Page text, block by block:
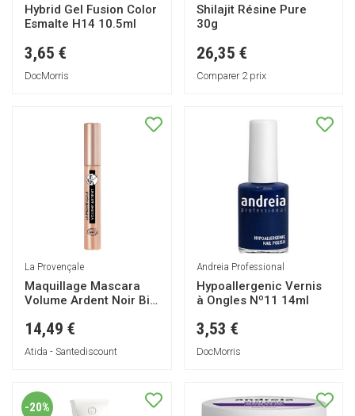
Hybrid Gel Fusion Color
Esmalte H14 10.5ml
3,65 €
DocMorris
Shilajit Résine Pure
30g
26,35 €
Comparer 2 prix
La Provençale
Maquillage Mascara
Volume Ardent Noir Bio
14,49 €
Atida - Santediscount
Andreia Professional
Hypoallergenic Vernis
à Ongles Nº11 14ml
3,53 €
DocMorris
-20%